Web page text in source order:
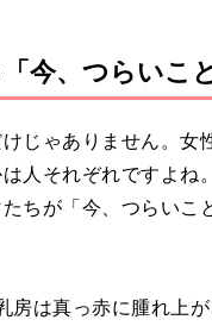
今、つらいこ
じゃありません。
人それぞれですよね。
ちが「今、つらいこ
房は真っ赤に腫れ上